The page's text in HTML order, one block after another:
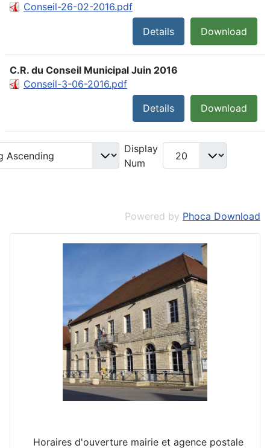
Conseil-26-02-2016.pdf
Download
Details
C.R. du Conseil Municipal Juin 2016
Conseil-3-06-2016.pdf
Download
Details
Display
Num
Powered by Phoca Download
Horaires d'ouverture mairie et agence postale